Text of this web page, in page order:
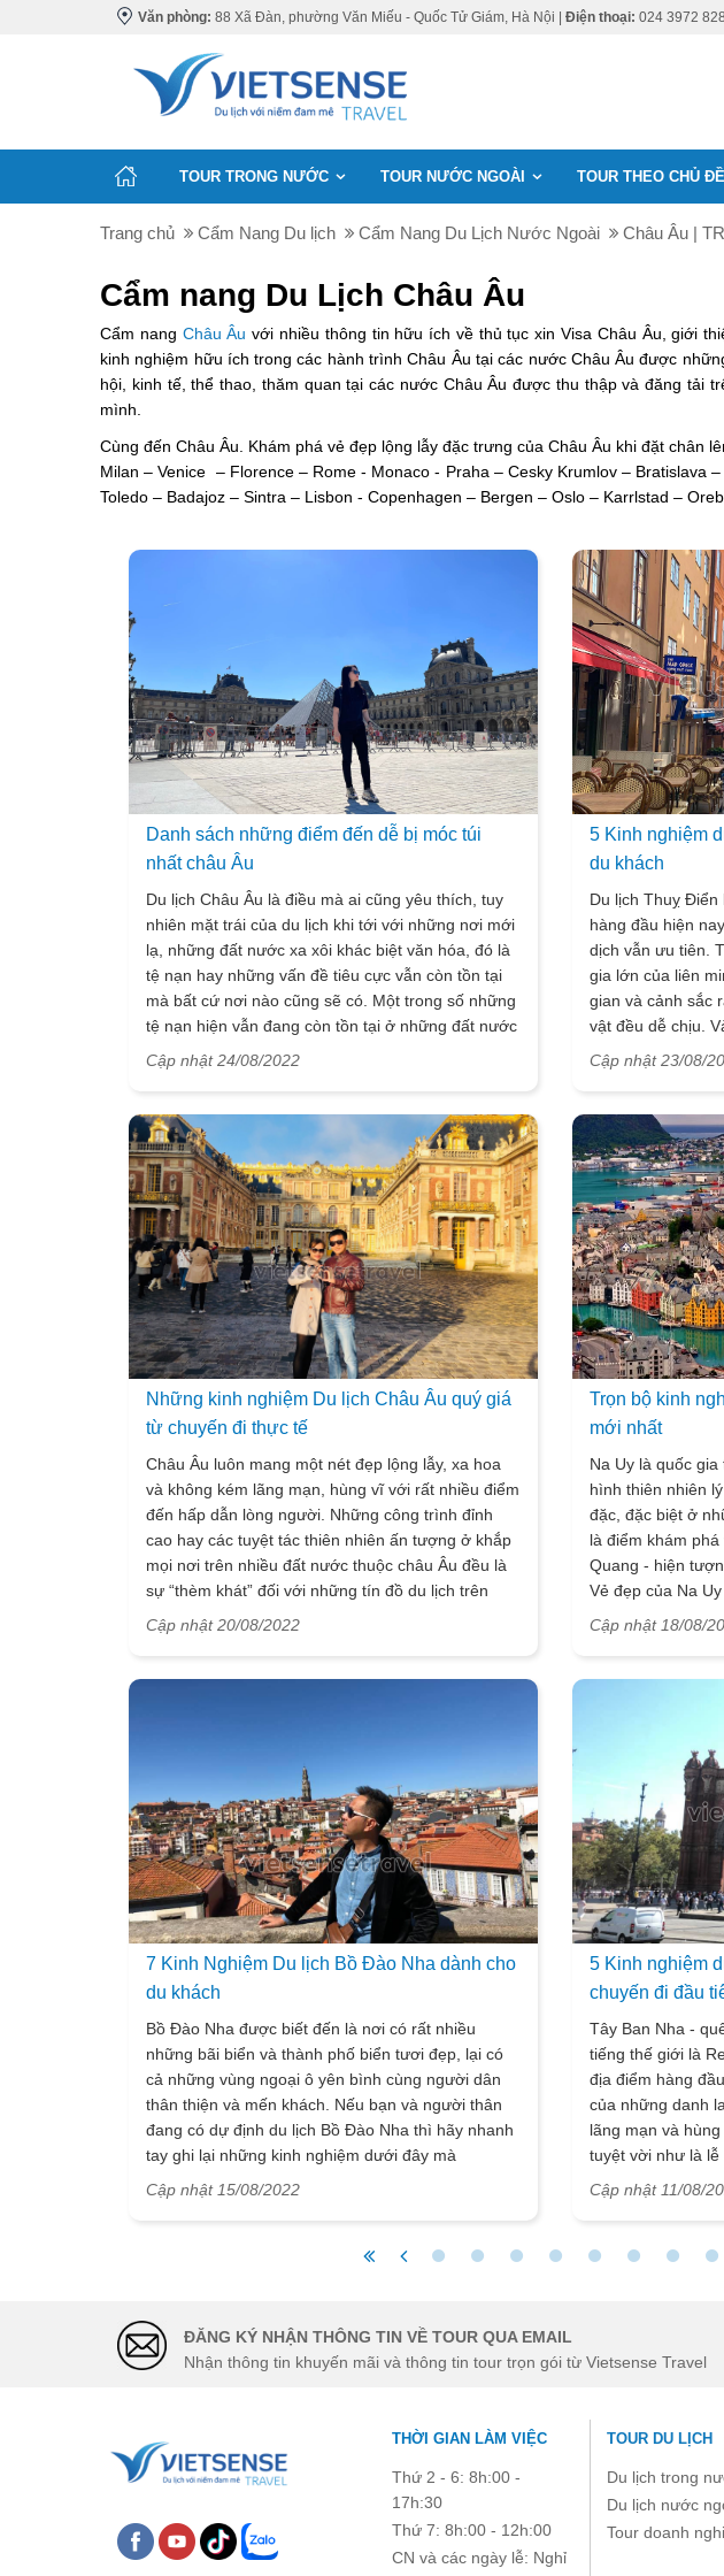
Văn phòng: 88 Xã Đàn, phường Văn Miếu - Quốc Tử Giám, Hà Nội | Điện thoại: 024 3972
TOUR TRONG NƯỚC TOUR NƯỚC NGOÀI TOUR THEO CHỦ ĐỀ
Trang chủ Cẩm Nang Du lịch Cẩm Nang Du Lịch Nước Ngoài Châu Âu |
Cẩm nang Du Lịch Châu Âu
Cẩm nang Châu Âu với nhiều thông tin hữu ích về thủ tục xin Visa Châu Âu, giới
kinh nghiệm hữu ích trong các hành trình Châu Âu tại các nước Châu Âu được
hội, kinh tế, thể thao, thăm quan tại các nước Châu Âu được thu thập và đăng tải
mình.
Cùng đến Châu Âu. Khám phá vẻ đẹp lộng lẫy đặc trưng của Châu Âu khi đặt
Milan – Venice – Florence – Rome - Monaco - Praha – Cesky Krumlov – Bratislava
Toledo – Badajoz – Sintra – Lisbon - Copenhagen – Bergen – Oslo – Karrlstad –
Danh sách những điểm đến dễ bị móc túi
nhất châu Âu
Du lịch Châu Âu là điều mà ai cũng yêu thích, tuy
nhiên mặt trái của du lịch khi tới với những nơi mới
lạ, những đất nước xa xôi khác biệt văn hóa, đó là
tệ nạn hay những vấn đề tiêu cực vẫn còn tồn tại
mà bất cứ nơi nào cũng sẽ có. Một trong số những
tệ nạn hiện vẫn đang còn tồn tại ở những đất nước
châu âu đó chính là tệ nạn móc túi. Đã có rất nhiều
này. Vậy, để đề phòng và đảm bảo an toàn tài sản
thì dưới đây, VietSense Travel sẽ điểm mặt chỉ
danh 10 điểm đến nổi tiếng sẽ bị móc túi nhất tại
châu Âu mà bạn cần phải lưu ý.
Cập nhật 24/08/2022
5 Kinh nghiệm
du khách
Du lịch Thuỵ
hàng đầu hiện
dịch vẫn ưu tiên.
gia lớn của liên
gian và cảnh sắc
vật đều dễ chịu.
rất hiền hoà và
hãy cùng khám
VietSense Travel
Cập nhật 23/08/
Những kinh nghiệm Du lịch Châu Âu quý giá
từ chuyến đi thực tế
Châu Âu luôn mang một nét đẹp lộng lẫy, xa hoa
và không kém lãng mạn, hùng vĩ với rất nhiều điểm
đến hấp dẫn lòng người. Những công trình đỉnh
cao hay các tuyệt tác thiên nhiên ấn tượng ở khắp
mọi nơi trên nhiều đất nước thuộc châu Âu đều là
sự “thèm khát” đối với những tín đồ du lịch trên
toàn thế giới. Dưới đây là những kinh nghiệm đúc
Cập nhật 20/08/2022
Trọn bộ kinh
mới nhất
Na Uy là quốc
hình thiên nhiên
đặc, đặc biệt ở
là điểm khám
Quang - hiện
Vẻ đẹp của Na
say đắm và
bạn nhưng
tham khảo và
chuyến du lịch
Cập nhật 18/08/
7 Kinh Nghiệm Du lịch Bồ Đào Nha dành cho
du khách
Bồ Đào Nha được biết đến là nơi có rất nhiều
những bãi biển và thành phố biển tươi đẹp, lại có
cả những vùng ngoại ô yên bình cùng người dân
thân thiện và mến khách. Nếu bạn và người thân
đang có dự định du lịch Bồ Đào Nha thì hãy nhanh
tay ghi lại những kinh nghiệm dưới đây mà
VietSense Travel đã đúc kết và chia sẻ. Chuyến đi
và di chuyển, đi lại ra sao. Tất tần tật những điều
Cập nhật 15/08/2022
5 Kinh nghiệm
chuyến đi đầu
Tây Ban Nha -
tiếng thế giới là
địa điểm hàng
của những danh
lãng mạn và
tuyệt vời như là lễ
cùng nhiều văn
Cập nhật 11/08/
ĐĂNG KÝ NHẬN THÔNG TIN VỀ TOUR QUA EMAIL
Nhận thông tin khuyến mãi và thông tin tour trọn gói từ Vietsense Travel
THỜI GIAN LÀM VIỆC
Thứ 2 - 6: 8h:00 -
17h:30
Thứ 7: 8h:00 - 12h:00
CN và các ngày lễ: Nghỉ
TOUR DU LỊCH
Du lịch trong
Du lịch nước
Tour doanh